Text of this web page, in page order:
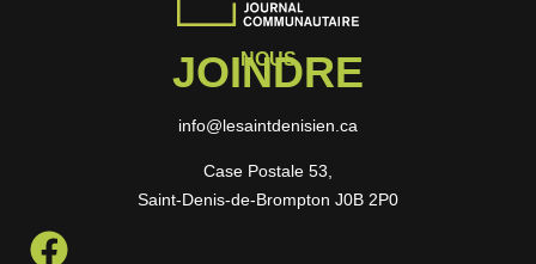
NOUS
JOINDRE
info@lesaintdenisien.ca
Case Postale 53,
Saint-Denis-de-Brompton J0B 2P0